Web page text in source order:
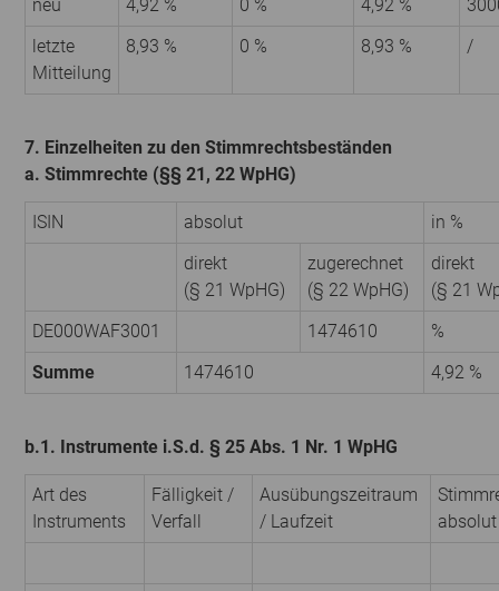
neu 4,92 % 0 % 4,92 %
letzte
Mitteilung
8,93 % 0 % 8,93 % /
7. Einzelheiten zu den Stimmrechtsbeständen
a. Stimmrechte (§§ 21, 22 WpHG)
ISIN absolut
in %
direkt
(§ 21 WpHG)
zugerechnet
(§ 22 WpHG)
direkt
(§ 21
DE000WAF3001
1474610
%
Summe
1474610 4,92 %
b.1. Instrumente i.S.d. § 25 Abs. 1 Nr. 1 WpHG
Art des
Instruments
Fälligkeit /
Verfall
Ausübungs­zeitraum
/ Laufzeit
absolut